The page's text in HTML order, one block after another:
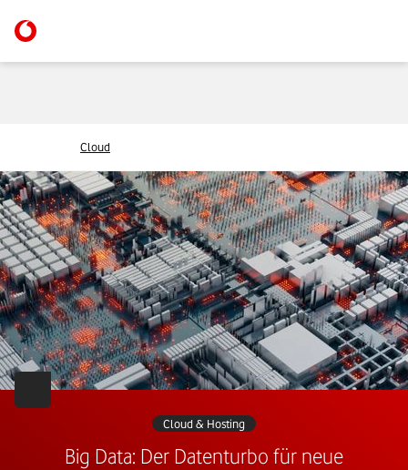
Cloud
Cloud & Hosting
Big Data: Der Datenturbo für neue